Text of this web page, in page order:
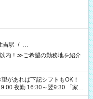
吉駅 / …
内！≫ご希望の勤務地を紹介
夜勤 16:30～翌9:30 「家族
って夕飯の準備がしたい」